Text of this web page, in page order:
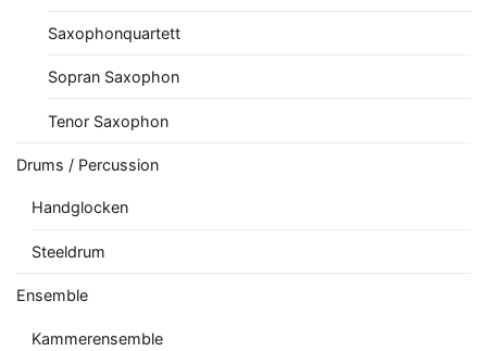
Saxophonquartett
Sopran Saxophon
Tenor Saxophon
Drums / Percussion
Handglocken
Steeldrum
Ensemble
Kammerensemble